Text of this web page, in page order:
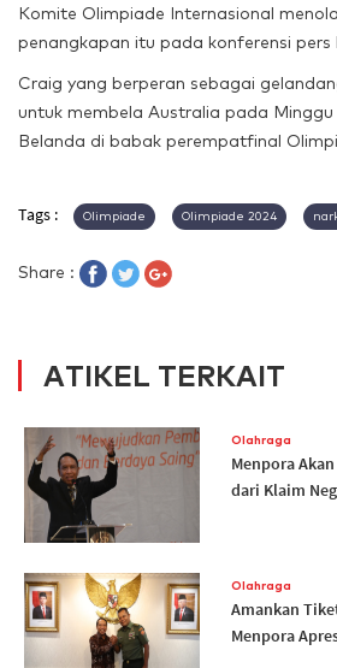
Komite Olimpiade Internasional
penangkapan itu pada konferensi pers
Craig yang berperan sebagai
untuk membela Australia pada
Belanda di babak perempatfinal
Tags : Olimpiade Olimpiade 2024
Share :
ATIKEL TERKAIT
Olahraga
Menpora
dari Klaim
Olahraga
Amankan
Menpora